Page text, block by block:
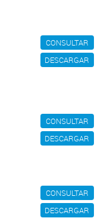
CONSULTAR
DESCARGAR
CONSULTAR
DESCARGAR
CONSULTAR
DESCARGAR